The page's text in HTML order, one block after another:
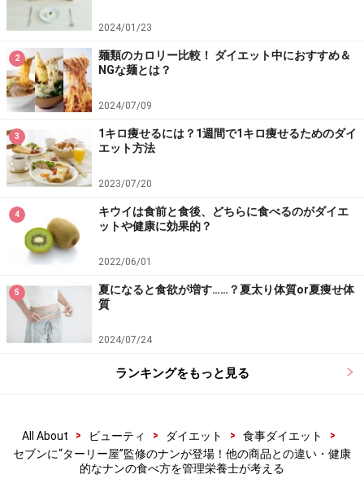
コールスローとサラダチキンでサンド風アレンジ
ナンを2つ折りにして総菜のコールスローとスライスし
たサラダチキンを挟んだサンド風アレンジ。味付け不要
で食べられます。ミニナンやターリー屋のナンはたんぱ
く質が少な目です。おかずの用意がないときは、チキン
を挟んでたんぱく質を取るようにしましょう。
ミートソース×チーズでピザ風に
パスタソースのミートソースをナンに塗り、溶けるチー
ズをかけてオーブンで焼く食べ方です。包丁いらずで作
れてしまうので、忙しい朝や休日の昼にもおすすめ。代
わりにタコスミートを使ってもおいしく食べられます。
アヒージョは2つの楽しみ方が可能
セブン-イレブンの冷凍コーナーにある「海老とマッシュ
ルームのアヒージョ風」は、にんにくとオリーブオイル
で具材を煮込んだスペイン料理。にんにく好きにはたま
ったナンの上にアヒージョをのせて楽しむのはもちろ
ん、残ったオイルにナンを浸して食べるのもおすすめで
2024/01/23
2
麺類のカロリー比較！ ダイエット中におすすめ＆
NGな麺とは？
2024/07/09
3
1キロ痩せるには？1週間で1キロ痩せるためのダイ
エット方法
2023/07/20
4
キウイは食前と食後、どちらに食べるのがダイエ
ットや健康に効果的？
2022/06/01
5
夏になると食欲が増す……？夏太り体質or夏痩せ体
質
2024/07/24
ランキングをもっと見る
All About > ビューティ > ダイエット > 食事ダイエット
>
セブンに“ターリー屋”監修のナンが登場！他の商品との違い・健康
的なナンの食べ方を管理栄養士が考える